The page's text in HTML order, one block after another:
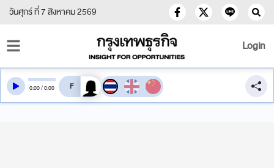
วันศุกร์ ที่ 7 สิงหาคม 2569
Login
0:00/0:00 สลับเสียงอ่าน